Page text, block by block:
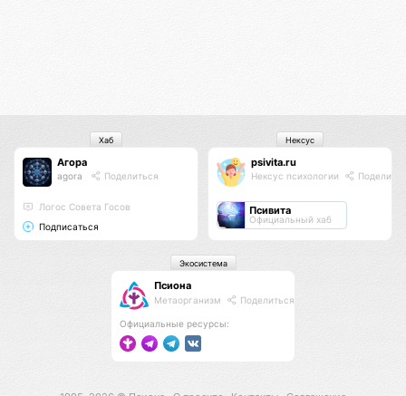
Агора
agora Поделиться
Логос Совета Госов
Подписаться
Хаб
psivita.ru
Нексус психологии
Псивита
Официальный хаб
Нексус
Псиона
Метаорганизм Поделиться
Официальные ресурсы:
Экосистема